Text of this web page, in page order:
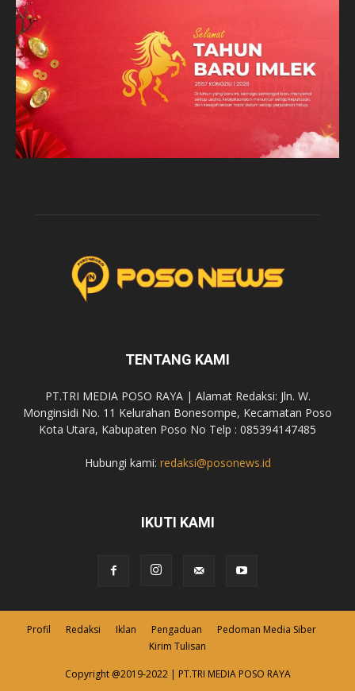
TENTANG KAMI
PT.TRI MEDIA POSO RAYA | Alamat Redaksi: Jln. W.
Monginsidi No. 11 Kelurahan Bonesompe, Kecamatan Poso
Kota Utara, Kabupaten Poso No Telp : 085394147485
Hubungi kami: redaksi@posonews.id
IKUTI KAMI
Profil Redaksi Iklan Pengaduan
Pedoman Media Siber
Kirim Tulisan
Copyright @2019-2022 | PT.TRI MEDIA POSO RAYA